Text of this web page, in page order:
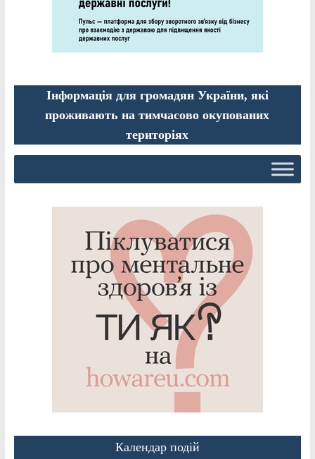
Інформація для громадян України, які
проживають на тимчасово окупованих
територіях
Календар подій